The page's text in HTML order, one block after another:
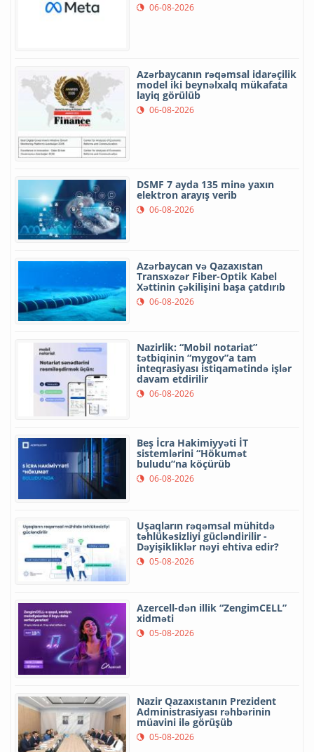
06-08-2026
Azərbaycanın rəqəmsal idarəçilik
model iki beynəlxalq mükafata
layiq görülüb
06-08-2026
DSMF 7 ayda 135 minə yaxın
elektron arayış verib
06-08-2026
Azərbaycan və Qazaxıstan
Transxəzər Fiber-Optik Kabel
Xəttinin çəkilişini başa çatdırıb
06-08-2026
Nazirlik: “Mobil notariat”
tətbiqinin “mygov”a tam
inteqrasiyası istiqamətində işlər
davam etdirilir
06-08-2026
Beş İcra Hakimiyyəti İT
sistemlərini “Hökumət
buludu”na köçürüb
06-08-2026
Uşaqların rəqəmsal mühitdə
təhlükəsizliyi gücləndirilir -
Dəyişikliklər nəyi ehtiva edir?
05-08-2026
Azercell-dən illik “ZengimCELL”
xidməti
05-08-2026
Nazir Qazaxıstanın Prezident
Administrasiyası rəhbərinin
müavini ilə görüşüb
05-08-2026